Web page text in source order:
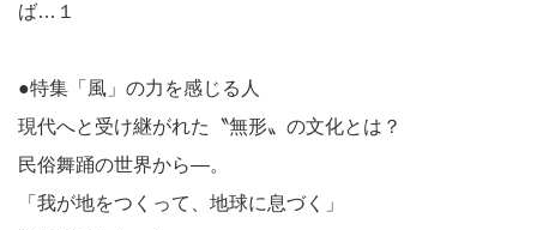
ば…１
●特集「風」の力を感じる人
現代へと受け継がれた〝無形〟の文化とは？
民俗舞踊の世界から—。
「我が地をつくって、地球に息づく」